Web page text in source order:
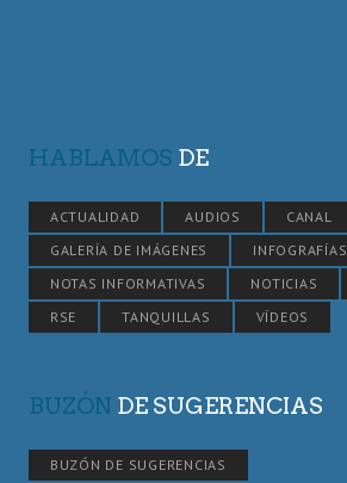
HABLAMOS DE
ACTUALIDAD AUDIOS
CANAL
GALERÍA DE IMÁGENES
INFOGRAFÍAS
NOTAS INFORMATIVAS
NOTICIAS
RSE
TANQUILLAS VÍDEOS
BUZÓN DE SUGERENCIAS
BUZÓN DE SUGERENCIAS